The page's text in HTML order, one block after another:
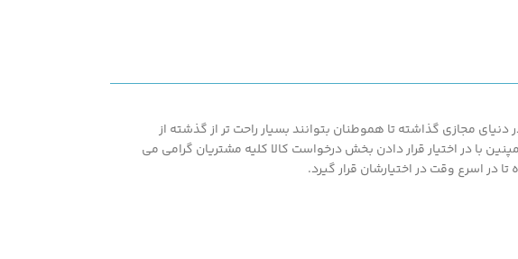
مجازی گذاشته تا هموطنان بتوانند بسیار راحت تر از گذشته از
در خدمات رسانی هر چه بهتر داشته همپنین با در اختیار قرار دادن بخش درخواست کالا کلیه مشتریان گرامی می
در اسرع وقت در اختیارشان قرار گیرد.